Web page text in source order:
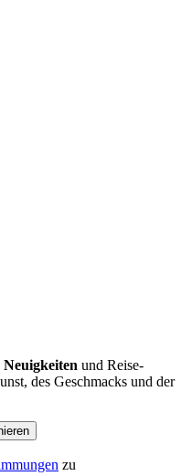
und Reise-
des Geschmacks und der
zu